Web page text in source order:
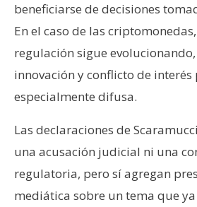
beneficiarse de decisiones
En el caso de las
regulación sigue
innovación y conflicto de interés
especialmente difusa.
Las declaraciones de
una acusación judicial ni una
regulatoria, pero sí agregan
mediática sobre un tema que